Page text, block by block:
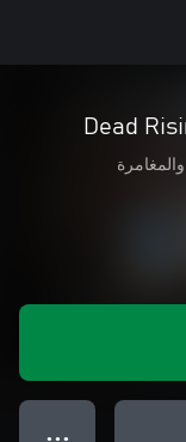
Dead
● ● ●